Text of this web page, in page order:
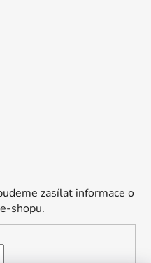
zasílat informace o
shopu.